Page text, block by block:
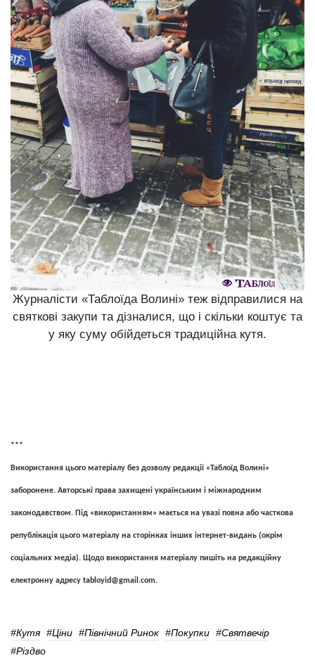
Журналісти «Таблоїда Волині» теж відправилися на
святкові закупи та дізналися, що і скільки коштує та
у яку суму обійдеться традиційна кутя.
***
Використання цього матеріалу без дозволу редакції «Таблоїд Волині»
заборонене. Авторські права захищені українським і міжнародним
законодавством. Під «використанням» мається на увазі повна або часткова
републікація цього матеріалу на сторінках інших інтернет-видань (окрім
соціальних медіа). Щодо використання матеріалу пишіть на редакційну
електронну адресу tabloyid@gmail.com.
#кутя #ціни #Північний Ринок #покупки #Святвечір
#Різдво